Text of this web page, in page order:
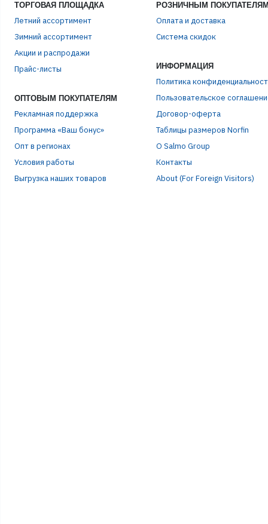
ТОРГОВАЯ ПЛОЩАДКА
Летний ассортимент
Зимний ассортимент
Акции и распродажи
Прайс-листы
ОПТОВЫМ ПОКУПАТЕЛЯМ
Рекламная поддержка
Программа «Ваш бонус»
Опт в регионах
Условия работы
Выгрузка наших товаров
РОЗНИЧНЫМ
Оплата и доставка
Система скидок
ИНФОРМАЦИЯ
Политика
Пользовательское
Договор-оферта
Таблицы размеров Norfin
О Salmo Group
Контакты
About (For Foreign Visitors)